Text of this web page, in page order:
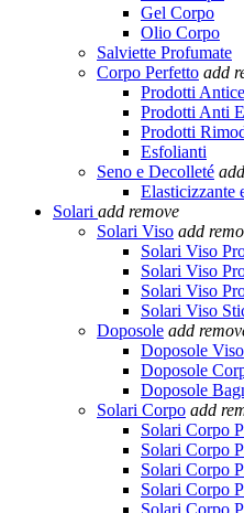
Gel Corpo
Olio Corpo
Salviette Profumate
Corpo Perfetto add
Prodotti
Prodotti Anti
Prodotti
Esfolianti
Seno e Decolleté add
Elasticizzante
Solari add remove
Solari Viso add
Solari Viso
Solari Viso
Solari Viso
Solari Viso
Doposole add
Doposole Viso
Doposole
Doposole
Solari Corpo add
Solari Corpo
Solari Corpo
Solari Corpo
Solari Corpo
Solari Corpo